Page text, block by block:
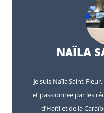
NAÏLA
Je suis Naïla Saint-
et passionnée par les
d’Haïti et de la